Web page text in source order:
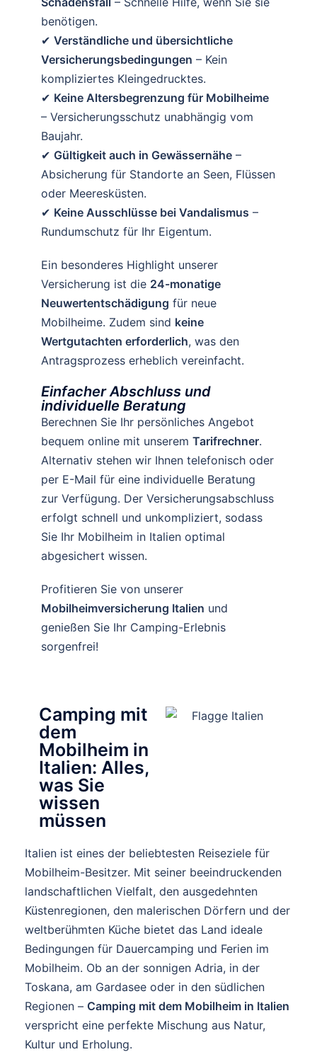
benötigen.
✔Verständliche und übersichtliche
Versicherungsbedingungen – Kein
kompliziertes Kleingedrucktes.
✔ Keine Altersbegrenzung für Mobilheime
– Versicherungsschutz unabhängig vom
Baujahr.
✔ Gültigkeit auch in Gewässernähe –
Absicherung für Standorte an Seen, Flüssen
oder Meeresküsten.
✔ Keine Ausschlüsse bei Vandalismus –
Rundumschutz für Ihr Eigentum.
Ein besonderes Highlight unserer
Versicherung ist die 24-monatige
Neuwertentschädigung für neue
Mobilheime. Zudem sind keine
Wertgutachten erforderlich, was den
Antragsprozess erheblich vereinfacht.
Einfacher Abschluss und
individuelle Beratung
Berechnen Sie Ihr persönliches Angebot
bequem online mit unseremTarifrechner.
Alternativ stehen wir Ihnen telefonisch oder
per E-Mail für eine individuelle Beratung
zur Verfügung. Der Versicherungsabschluss
erfolgt schnell und unkompliziert, sodass
Sie Ihr Mobilheim in Italien optimal
abgesichert wissen.
Profitieren Sie von unserer
Mobilheimversicherung Italien und
genießen Sie Ihr Camping-Erlebnis
sorgenfrei!
Camping mit
dem
Mobilheim in
Italien: Alles,
was Sie
wissen
müssen
Italien ist eines der beliebtesten Reiseziele für
Mobilheim-Besitzer. Mit seiner beeindruckenden
landschaftlichen Vielfalt, den ausgedehnten
Küstenregionen, den malerischen Dörfern und der
weltberühmten Küche bietet das Land ideale
Bedingungen für Dauercamping und Ferien im
Mobilheim. Ob an der sonnigen Adria, in der
Toskana, am Gardasee oder in den südlichen
Regionen – Camping mit dem Mobilheim in Italien
verspricht eine perfekte Mischung aus Natur,
Kultur und Erholung.